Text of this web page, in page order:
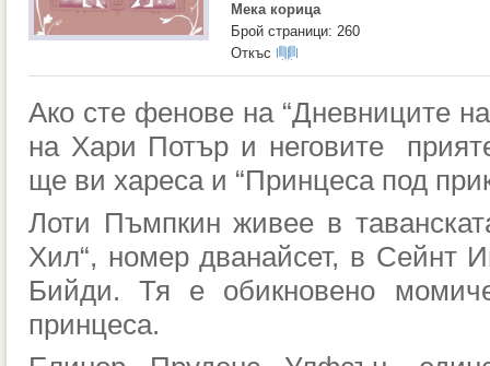
Мека корица
Брой страници: 260
Откъс
Ако сте фенове на “Дневниците
на Хари Потър и неговите
ще ви хареса и “Принцеса под
Лоти Пъмпкин живее в
Хил“, номер дванайсет, в Сейнт
Бийди. Тя е обикновено
принцеса.